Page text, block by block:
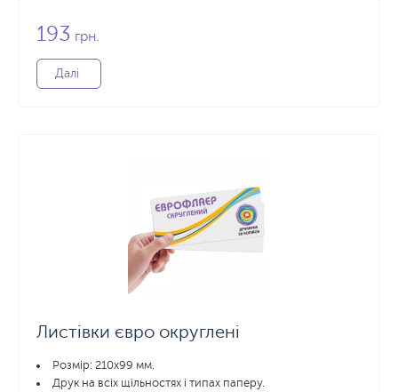
193 грн.
Далі
Листівки євро округлені
Розмір: 210х99 мм.
Друк на всіх щільностях і типах паперу.